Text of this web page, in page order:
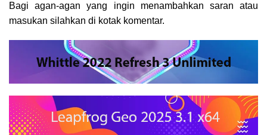
Bagi agan-agan yang ingin menambahkan saran atau
masukan silahkan di kotak komentar.